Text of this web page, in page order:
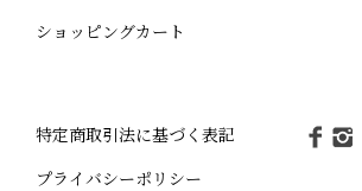
ショッピングカート
特定商取引法に基づく表記
プライバシーポリシー